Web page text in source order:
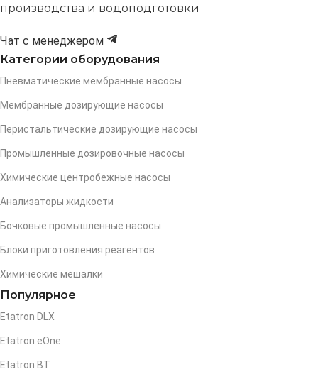
производства и водоподготовки
Чат с менеджером
Категории оборудования
Пневматические мембранные насосы
Мембранные дозирующие насосы
Перистальтические дозирующие насосы
Промышленные дозировочные насосы
Химические центробежные насосы
Анализаторы жидкости
Бочковые промышленные насосы
Блоки приготовления реагентов
Химические мешалки
Популярное
Etatron DLX
Etatron eOne
Etatron BT